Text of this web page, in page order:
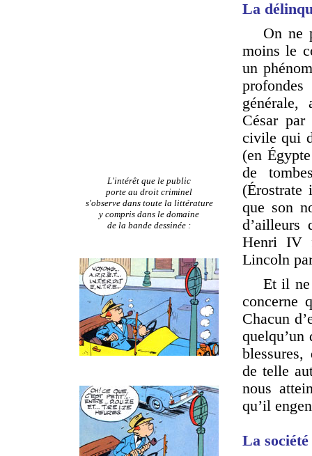
L'intérêt que le public
porte au droit criminel
s'observe dans toute la littérature
y compris dans le domaine
de la bande dessinée :
La
On ne
moins le
un
générale,
César
civile qui
(en
de
(Érostrate
que son
d’ailleurs
Henri IV
Lincoln
Et il ne
concerne
Chacun
de telle
nous
qu’il
La